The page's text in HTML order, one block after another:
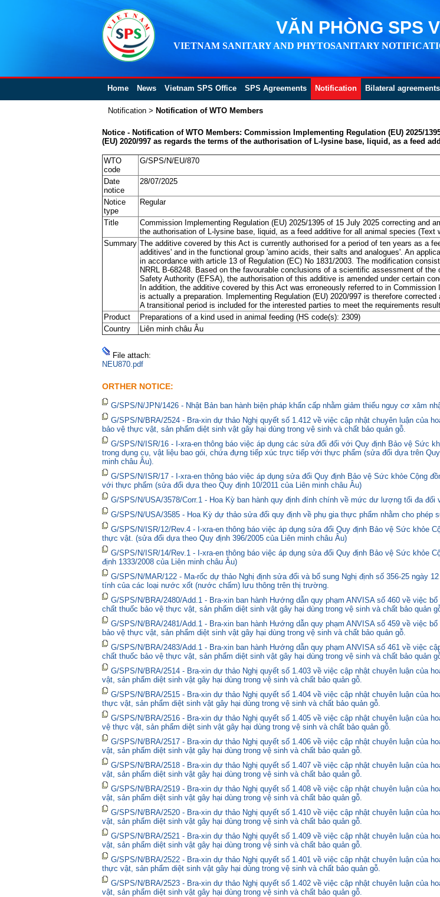
VĂN PHÒNG SPS
VIETNAM SANITARY AND PHYTOSANITARY
Home News Vietnam SPS Office SPS Agreements Notification Bilateral agreements
Notification> Notification of WTO Members
Notice - Notification of WTO Members: Commission Implementing Regulation (EU) 2025/
(EU) 2020/997 as regards the terms of the authorisation of L-lysine base, liquid, as a feed
WTO
code
G/SPS/N/EU/870
Date
notice
28/07/2025
Notice
type
Regular
Title
Commission Implementing Regulation (EU) 2025/1395 of 15 July 2025 correcting and
the authorisation of L-lysine base, liquid, as a feed additive for all animal species (Text
Summary The additive covered by this Act is currently authorised for a period of ten years as a
additives' and in the functional group 'amino acids, their salts and analogues'. An
in accordance with article 13 of Regulation (EC) No 1831/2003. The modification
NRRL B-68248. Based on the favourable conclusions of a scientific assessment of
Safety Authority (EFSA), the authorisation of this additive is amended under certain
In addition, the additive covered by this Act was erroneously referred to in
is actually a preparation. Implementing Regulation (EU) 2020/997 is therefore
A transitional period is included for the interested parties to meet the requirements
Product
Preparations of a kind used in animal feeding (HS code(s): 2309)
Country
Liên minh châu Âu
File attach:
NEU870.pdf
ORTHER NOTICE:
G/SPS/N/JPN/1426 - Nhật Bản ban hành biện pháp khẩn cấp nhằm giảm thiểu nguy cơ xâm
G/SPS/N/BRA/2524 - Bra-xin dự thảo Nghị quyết số 1.412 về việc cập nhật chuyên luận của
bảo vệ thực vật, sản phẩm diệt sinh vật gây hại dùng trong vệ sinh và chất bảo quản gỗ.
G/SPS/N/ISR/16 - I-xra-en thông báo việc áp dụng các sửa đổi đối với Quy định Bảo vệ Sức
trong dụng cụ, vật liệu bao gói, chứa đựng tiếp xúc trực tiếp với thực phẩm (sửa đổi dựa trên
minh châu Âu).
G/SPS/N/ISR/17 - I-xra-en thông báo việc áp dụng sửa đổi Quy định Bảo vệ Sức khỏe Cộng
với thực phẩm (sửa đổi dựa theo Quy định 10/2011 của Liên minh châu Âu)
G/SPS/N/USA/3578/Corr.1 - Hoa Kỳ ban hành quy định đính chính về mức dư lượng tối đa
G/SPS/N/USA/3585 - Hoa Kỳ dự thảo sửa đổi quy định về phụ gia thực phẩm nhằm cho phép
G/SPS/N/ISR/12/Rev.4 - I-xra-en thông báo việc áp dụng sửa đổi Quy định Bảo vệ Sức khỏe
thực vật. (sửa đổi dựa theo Quy định 396/2005 của Liên minh châu Âu)
G/SPS/N/ISR/14/Rev.1 - I-xra-en thông báo việc áp dụng sửa đổi Quy định Bảo vệ Sức khỏe
định 1333/2008 của Liên minh châu Âu)
G/SPS/N/MAR/122 - Ma-rốc dự thảo Nghị định sửa đổi và bổ sung Nghị định số 356-25 ngày
tính của các loại nước xốt (nước chấm) lưu thông trên thị trường.
G/SPS/N/BRA/2480/Add.1 - Bra-xin ban hành Hướng dẫn quy phạm ANVISA số 460 về việc
chất thuốc bảo vệ thực vật, sản phẩm diệt sinh vật gây hại dùng trong vệ sinh và chất bảo quản
G/SPS/N/BRA/2481/Add.1 - Bra-xin ban hành Hướng dẫn quy phạm ANVISA số 459 về việc
bảo vệ thực vật, sản phẩm diệt sinh vật gây hại dùng trong vệ sinh và chất bảo quản gỗ.
G/SPS/N/BRA/2483/Add.1 - Bra-xin ban hành Hướng dẫn quy phạm ANVISA số 461 về việc
chất thuốc bảo vệ thực vật, sản phẩm diệt sinh vật gây hại dùng trong vệ sinh và chất bảo quản
G/SPS/N/BRA/2514 - Bra-xin dự thảo Nghị quyết số 1.403 về việc cập nhật chuyên luận của
vật, sản phẩm diệt sinh vật gây hại dùng trong vệ sinh và chất bảo quản gỗ.
G/SPS/N/BRA/2515 - Bra-xin dự thảo Nghị quyết số 1.404 về việc cập nhật chuyên luận của
thực vật, sản phẩm diệt sinh vật gây hại dùng trong vệ sinh và chất bảo quản gỗ.
G/SPS/N/BRA/2516 - Bra-xin dự thảo Nghị quyết số 1.405 về việc cập nhật chuyên luận của
vệ thực vật, sản phẩm diệt sinh vật gây hại dùng trong vệ sinh và chất bảo quản gỗ.
G/SPS/N/BRA/2517 - Bra-xin dự thảo Nghị quyết số 1.406 về việc cập nhật chuyên luận của
vật, sản phẩm diệt sinh vật gây hại dùng trong vệ sinh và chất bảo quản gỗ.
G/SPS/N/BRA/2518 - Bra-xin dự thảo Nghị quyết số 1.407 về việc cập nhật chuyên luận của
vật, sản phẩm diệt sinh vật gây hại dùng trong vệ sinh và chất bảo quản gỗ.
G/SPS/N/BRA/2519 - Bra-xin dự thảo Nghị quyết số 1.408 về việc cập nhật chuyên luận của
vật, sản phẩm diệt sinh vật gây hại dùng trong vệ sinh và chất bảo quản gỗ.
G/SPS/N/BRA/2520 - Bra-xin dự thảo Nghị quyết số 1.410 về việc cập nhật chuyên luận của
vật, sản phẩm diệt sinh vật gây hại dùng trong vệ sinh và chất bảo quản gỗ.
G/SPS/N/BRA/2521 - Bra-xin dự thảo Nghị quyết số 1.409 về việc cập nhật chuyên luận của
vật, sản phẩm diệt sinh vật gây hại dùng trong vệ sinh và chất bảo quản gỗ.
G/SPS/N/BRA/2522 - Bra-xin dự thảo Nghị quyết số 1.401 về việc cập nhật chuyên luận của
thực vật, sản phẩm diệt sinh vật gây hại dùng trong vệ sinh và chất bảo quản gỗ.
G/SPS/N/BRA/2523 - Bra-xin dự thảo Nghị quyết số 1.402 về việc cập nhật chuyên luận của
vật, sản phẩm diệt sinh vật gây hại dùng trong vệ sinh và chất bảo quản gỗ.